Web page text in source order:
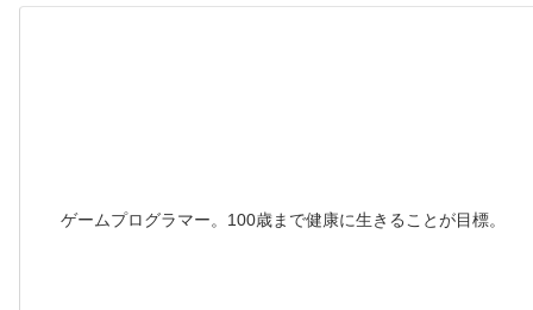
ゲームプログラマー。100歳まで健康に生きることが目標。